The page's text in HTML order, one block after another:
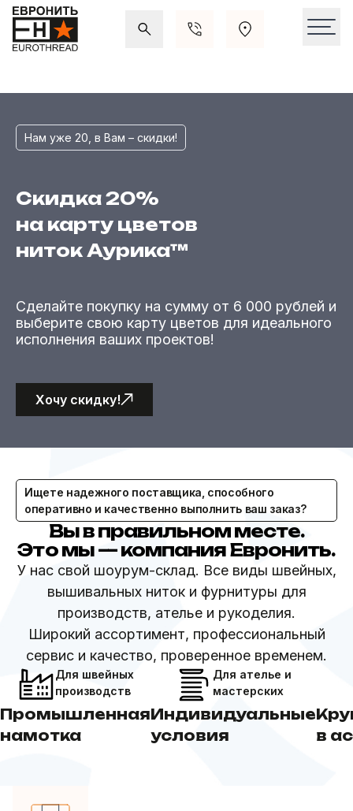
Нам уже 20, в Вам – скидки!
Скидка 20%
на карту цветов
ниток Аурика™
Сделайте покупку на сумму от 6 000 рублей и
выберите свою карту цветов для идеального
исполнения ваших проектов!
Хочу скидку!
Ищете надежного поставщика, способного
оперативно и качественно выполнить ваш заказ?
Вы в правильном месте.
Это мы — компания Евронить.
У нас свой шоурум-склад. Все виды швейных,
вышивальных ниток и фурнитуры для
производств, ателье и рукоделия.
Широкий ассортимент, профессиональный
сервис и качество, проверенное временем.
Для швейных
производств
Промышленная
намотка
Для ателье и
мастерских
Индивидуальные
условия
в